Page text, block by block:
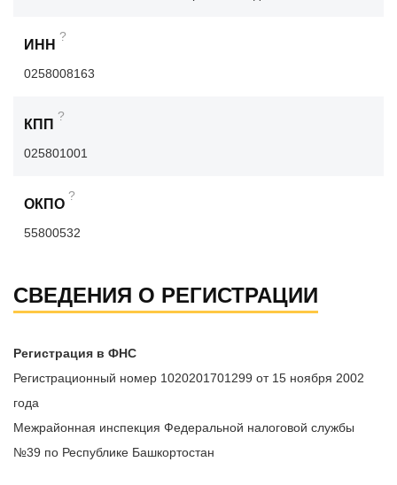
ИНН
?
0258008163
КПП
?
025801001
ОКПО
?
55800532
СВЕДЕНИЯ О РЕГИСТРАЦИИ
Регистрация в ФНС
Регистрационный номер 1020201701299 от 15 ноября 2002
года
Межрайонная инспекция Федеральной налоговой службы
№39 по Республике Башкортостан